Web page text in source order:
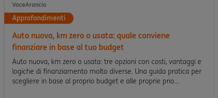
VoceArancio
Approfondimenti
Auto nuova, km zero o usata: quale conviene
finanziare in base al tuo budget
Auto nuova, km zero o usata: tre opzioni con costi, vantaggi e
logiche di finanziamento molto diverse. Una guida pratica per
scegliere in base al proprio budget e alle proprie prio…